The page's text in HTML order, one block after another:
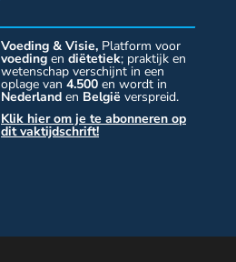
Voeding & Visie, Platform voor
voeding en diëtetiek; praktijk en
wetenschap verschijnt in een
oplage van 4.500 en wordt in
Nederland en België verspreid.
Klik hier om je te abonneren op
dit vaktijdschrift!